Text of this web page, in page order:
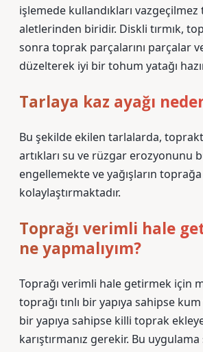
işlemede kullandıkları
aletlerinden biridir. Diskli tırmık,
sonra toprak parçalarını parçalar
düzelterek iyi bir tohum yatağı
Tarlaya kaz ayağı
Bu şekilde ekilen tarlalarda,
artıkları su ve rüzgar erozyonunu
engellemekte ve yağışların
kolaylaştırmaktadır.
Toprağı verimli hale
ne yapmalıyım?
Toprağı verimli hale getirmek için
toprağı tınlı bir yapıya sahipse
bir yapıya sahipse killi toprak
karıştırmanız gerekir. Bu